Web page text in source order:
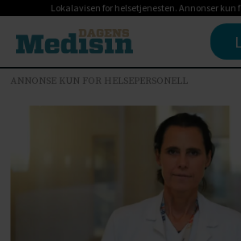
Lokalavisen for helsetjenesten. Annonser kun
ANNONSE KUN FOR HELSEPERSONELL